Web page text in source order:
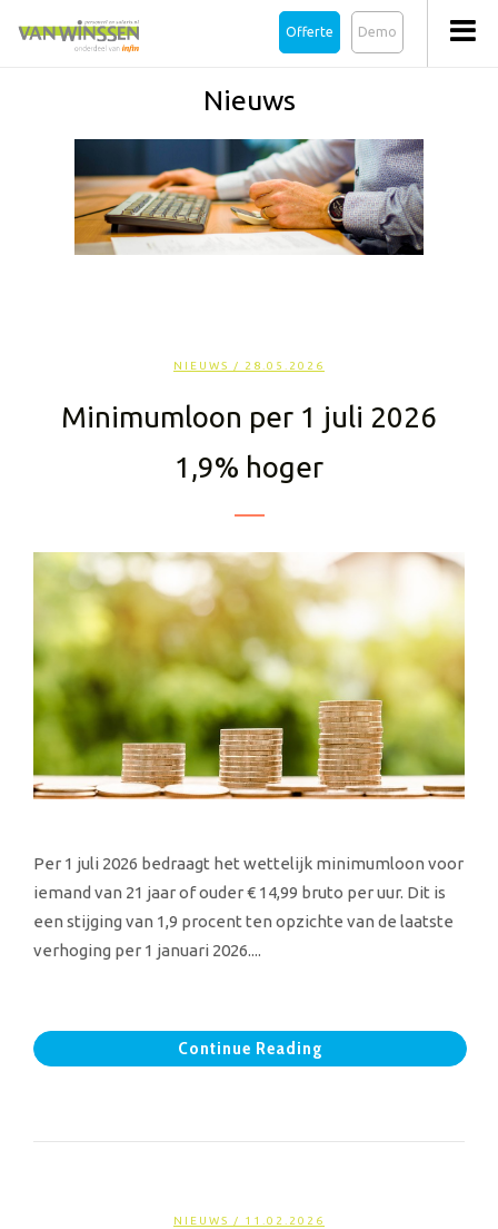
Demo
Offerte
Nieuws
NIEUWS / 28.05.2026
Minimumloon per 1 juli 2026
1,9% hoger
Per 1 juli 2026 bedraagt het wettelijk minimumloon voor
iemand van 21 jaar of ouder € 14,99 bruto per uur. Dit is
een stijging van 1,9 procent ten opzichte van de laatste
verhoging per 1 januari 2026....
Continue Reading
NIEUWS / 11.02.2026